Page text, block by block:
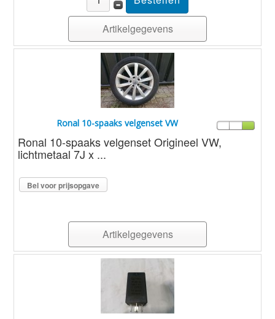
Artikelgegevens
Ronal 10-spaaks velgenset VW
Ronal 10-spaaks velgenset Origineel VW,
lichtmetaal 7J x ...
Bel voor prijsopgave
Artikelgegevens